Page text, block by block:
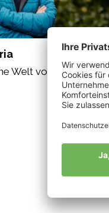
Welt voller Vinschger